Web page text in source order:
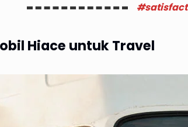
Hiace untuk Travel